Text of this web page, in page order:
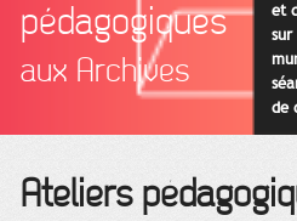
pédagogiques
aux Archives
et
sur
de
Ateliers